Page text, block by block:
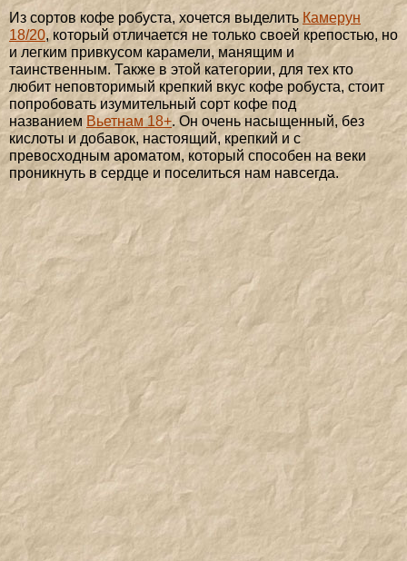
Из сортов кофе робуста, хочется выделить Камерун
18/20, который отличается не только своей крепостью, но
и легким привкусом карамели, манящим и
таинственным. Также в этой категории, для тех кто
любит неповторимый крепкий вкус кофе робуста, стоит
попробовать изумительный сорт кофе под
названием Вьетнам 18+. Он очень насыщенный, без
кислоты и добавок, настоящий, крепкий и с
превосходным ароматом, который способен на веки
проникнуть в сердце и поселиться нам навсегда.